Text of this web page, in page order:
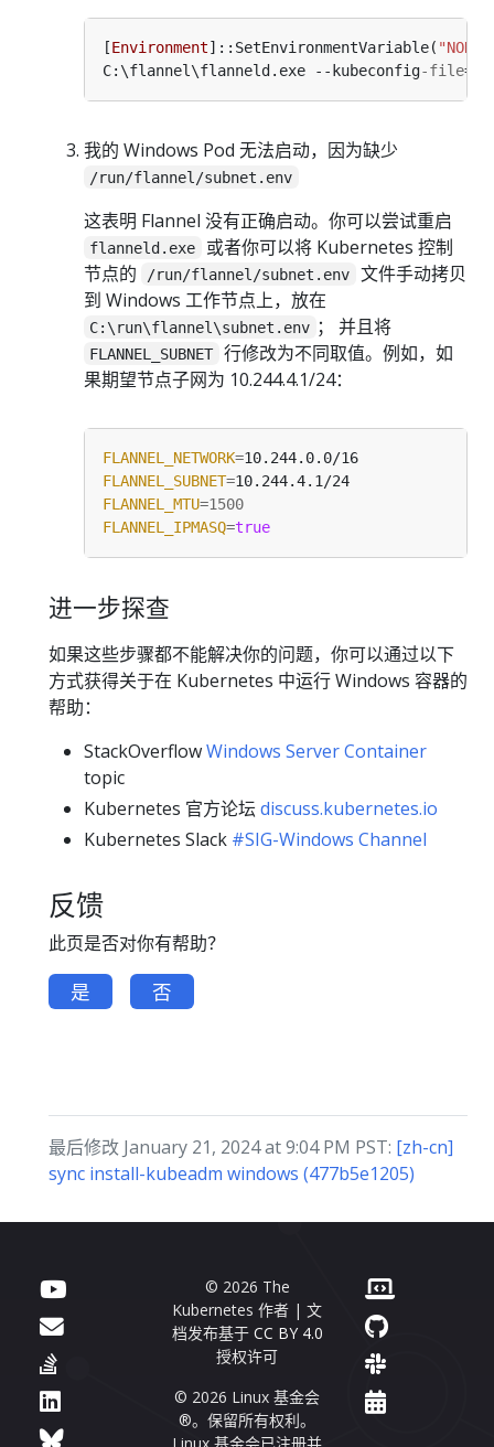
[Environment]::SetEnvironmentVariable(
C:\flannel\flanneld.exe --kubeconfig-file
我的 Windows Pod 无法启动，因为缺少
/run/flannel/subnet.env
这表明 Flannel 没有正确启动。你可以尝试重启
flanneld.exe
或者你可以将 Kubernetes 控制
节点的
/run/flannel/subnet.env
文件手动拷贝
到 Windows 工作节点上，放在
C:\run\flannel\subnet.env ； 并且将
FLANNEL_SUBNET 行修改为不同取值。例如，如
果期望节点子网为 10.244.4.1/24：
FLANNEL_NETWORK=
FLANNEL_SUBNET=
FLANNEL_MTU=1500
FLANNEL_IPMASQ=true
进一步探查
如果这些步骤都不能解决你的问题，你可以通过以下
方式获得关于在 Kubernetes 中运行 Windows 容器的
帮助：
StackOverflowWindows Server Container
topic
Kubernetes 官方论坛discuss.kubernetes.io
Kubernetes Slack #SIG-Windows Channel
反馈
此页是否对你有帮助？
是 否
最后修改 January 21, 2024 at 9:04 PM PST: [zh-cn]
sync install-kubeadm windows (477b5e1205)
© 2026 The
Kubernetes 作者 | 文
档发布基于 CC BY 4.0
授权许可
© 2026 Linux 基金会
®。保留所有权利。